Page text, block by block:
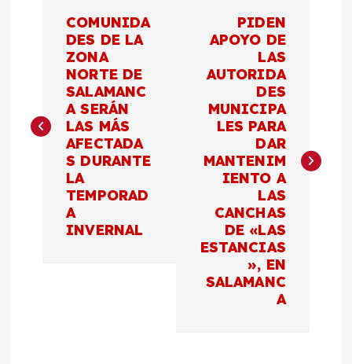
e
COMUNIDA
DES DE LA
ZONA
NORTE DE
SALAMANC
A SERÁN
LAS MÁS
AFECTADA
S DURANTE
LA
TEMPORAD
A
INVERNAL
PIDEN
APOYO DE
LAS
AUTORIDA
DES
MUNICIPA
LES PARA
DAR
MANTENIM
IENTO A
LAS
CANCHAS
DE «LAS
ESTANCIAS
», EN
SALAMANC
A